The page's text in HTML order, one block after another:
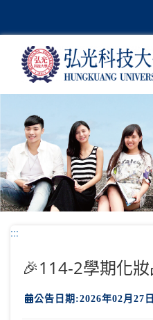
主
容
區
塊
:::
🎉114-2學期化
公告日期:2026年02月27日